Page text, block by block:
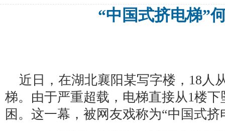
“中国式挤电梯”
近日，在湖北襄阳某写字楼，18人
梯。由于严重超载，电梯直接从1楼
困。这一幕，被网友戏称为“中国式挤